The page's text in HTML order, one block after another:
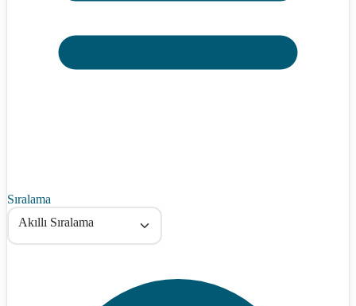
Sıralama
Akıllı Sıralama